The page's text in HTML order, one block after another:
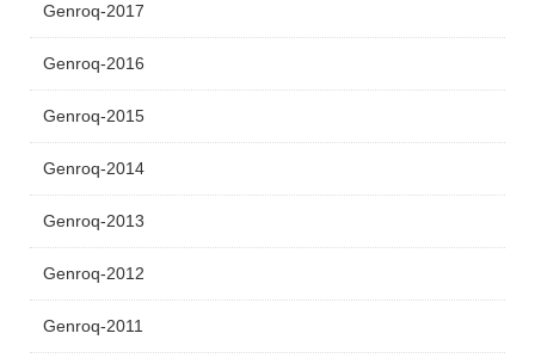
Genroq-2017
Genroq-2016
Genroq-2015
Genroq-2014
Genroq-2013
Genroq-2012
Genroq-2011